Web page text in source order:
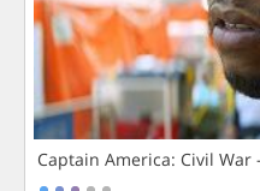
Captain America: Civil